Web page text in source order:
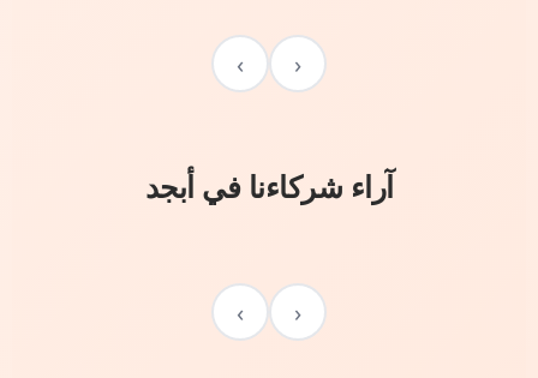
‹
›
آراء شركاءنا في أبجد
‹
›